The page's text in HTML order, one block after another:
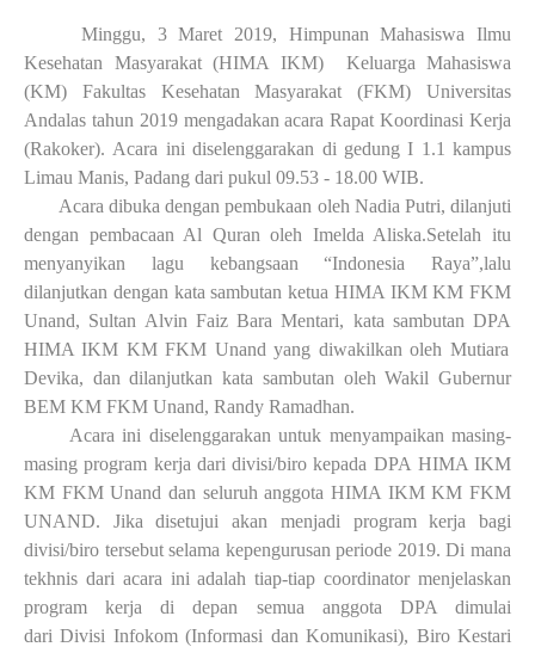
Minggu, 3 Maret 2019, Himpunan Mahasiswa Ilmu
Kesehatan Masyarakat (HIMA IKM)
Keluarga Mahasiswa
(KM) Fakultas Kesehatan Masyarakat (FKM) Universitas
Andalas tahun 2019 mengadakan acara Rapat Koordinasi Kerja
(Rakoker). Acara ini diselenggarakan di gedung I 1.1 kampus
Limau Manis, Padang dari pukul 09.53 - 18.00 WIB.
Acara dibuka dengan pembukaan oleh Nadia Putri, dilanjuti
dengan pembacaan Al Quran oleh Imelda Aliska.Setelah itu
menyanyikan lagu kebangsaan “Indonesia Raya”,lalu
dilanjutkan dengan kata sambutan ketua HIMA IKM KM FKM
Unand, Sultan Alvin Faiz Bara Mentari, kata sambutan DPA
HIMA IKM KM FKM Unand yang diwakilkan oleh Mutiara
Devika, dan dilanjutkan kata sambutan olehWakil Gubernur
BEM KM FKM Unand, Randy Ramadhan.
Acara ini diselenggarakan untuk menyampaikan masing-
masing program kerja dari divisi/biro kepada DPA HIMA IKM
KM FKM Unand dan seluruh anggota HIMA IKM KM FKM
UNAND. Jika disetujui akan menjadi program kerja bagi
divisi/biro tersebut selama kepengurusan periode 2019. Di mana
tekhnis dari acara ini adalah tiap-tiap coordinator menjelaskan
program kerja di depan semua anggota DPA dimulai
dariDivisi Infokom (Informasi dan Komunikasi), BiroKestari